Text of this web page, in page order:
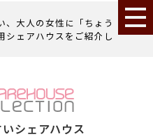
、大人の女性に「ちょう
シェアハウスをご紹介し
シェアハウス